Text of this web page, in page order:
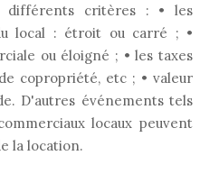
différents critères : • les
local : étroit ou carré ; •
ou éloigné ; • les taxes
copropriété, etc ; • valeur
D'autres événements tels
locaux peuvent
la location.